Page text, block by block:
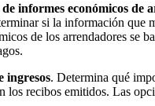
informes económicos de
si la información que
de los arrendadores se
ingresos. Determina qué
los recibos emitidos. Las